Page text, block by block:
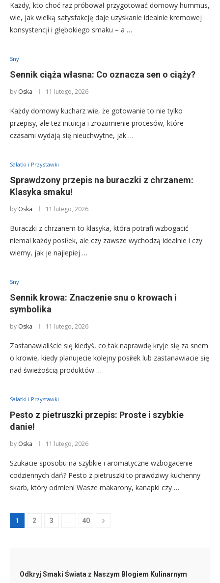
Każdy, kto choć raz próbował przygotować domowy hummus,
wie, jak wielką satysfakcję daje uzyskanie idealnie kremowej
konsystencji i głębokiego smaku – a …
Sny
Sennik ciąża własna: Co oznacza sen o ciąży?
by Oska 11 lutego, 2026
Każdy domowy kucharz wie, że gotowanie to nie tylko
przepisy, ale też intuicja i zrozumienie procesów, które
czasami wydają się nieuchwytne, jak …
Sałatki i Przystawki
Sprawdzony przepis na buraczki z chrzanem:
Klasyka smaku!
by Oska 11 lutego, 2026
Buraczki z chrzanem to klasyka, która potrafi wzbogacić
niemal każdy posiłek, ale czy zawsze wychodzą idealnie i czy
wiemy, jak je najlepiej …
Sny
Sennik krowa: Znaczenie snu o krowach i
symbolika
by Oska 11 lutego, 2026
Zastanawialiście się kiedyś, co tak naprawdę kryje się za snem
o krowie, kiedy planujecie kolejny posiłek lub zastanawiacie się
nad świeżością produktów …
Sałatki i Przystawki
Pesto z pietruszki przepis: Proste i szybkie
danie!
by Oska 11 lutego, 2026
Szukacie sposobu na szybkie i aromatyczne wzbogacenie
codziennych dań? Pesto z pietruszki to prawdziwy kuchenny
skarb, który odmieni Wasze makarony, kanapki czy …
1 2 3 … 40
Odkryj Smaki Świata z Naszym Blogiem Kulinarnym